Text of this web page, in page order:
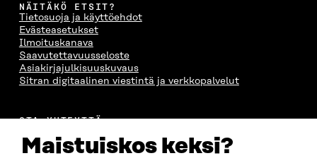
Maistuiskos keksi?
NÄITÄKÖ ETSIT?
Tietosuoja ja käyttöehdot
Evästeasetukset
Ilmoituskanava
Saavutettavuusseloste
Asiakirjajulkisuuskuvaus
Sitran digitaalinen viestintä ja verkkopalvelut
OTA YHTEYTTÄ
Itämerenkatu 11-13, PL 160,
00181 Helsinki